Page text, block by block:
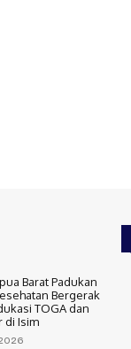
Barat Padukan
Bergerak
TOGA dan
di Isim